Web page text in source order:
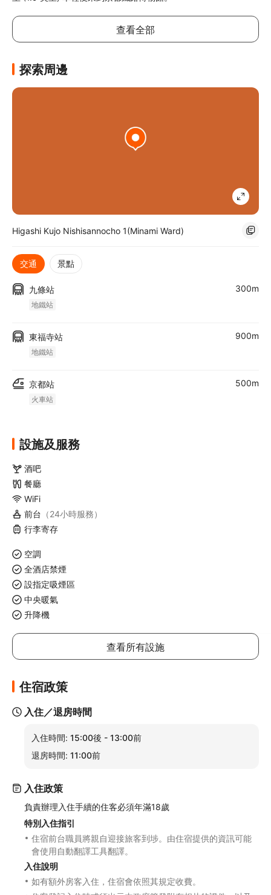
查看全部
探索周邊
Higashi Kujo Nishisannocho 1(Minami Ward)
交通 景點
九條站
地鐵站
300m
東福寺站
地鐵站
900m
京都站
火車站
500m
設施及服務
酒吧
餐廳
WiFi
前台 （24小時服務）
行李寄存
空調
全酒店禁煙
設指定吸煙區
中央暖氣
升降機
查看所有設施
住宿政策
入住／退房時間
入住時間: 15:00後 - 13:00前
退房時間: 11:00前
入住政策
負責辦理入住手續的住客必須年滿18歲
特別入住指引
住宿前台職員將親自迎接旅客到埗。由住宿提供的資訊可能
會使用自動翻譯工具翻譯。
入住說明
如有額外房客入住，住宿會依照其規定收費。